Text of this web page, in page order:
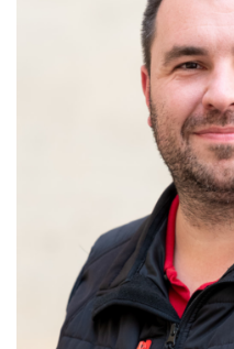
MAINTIEN DE